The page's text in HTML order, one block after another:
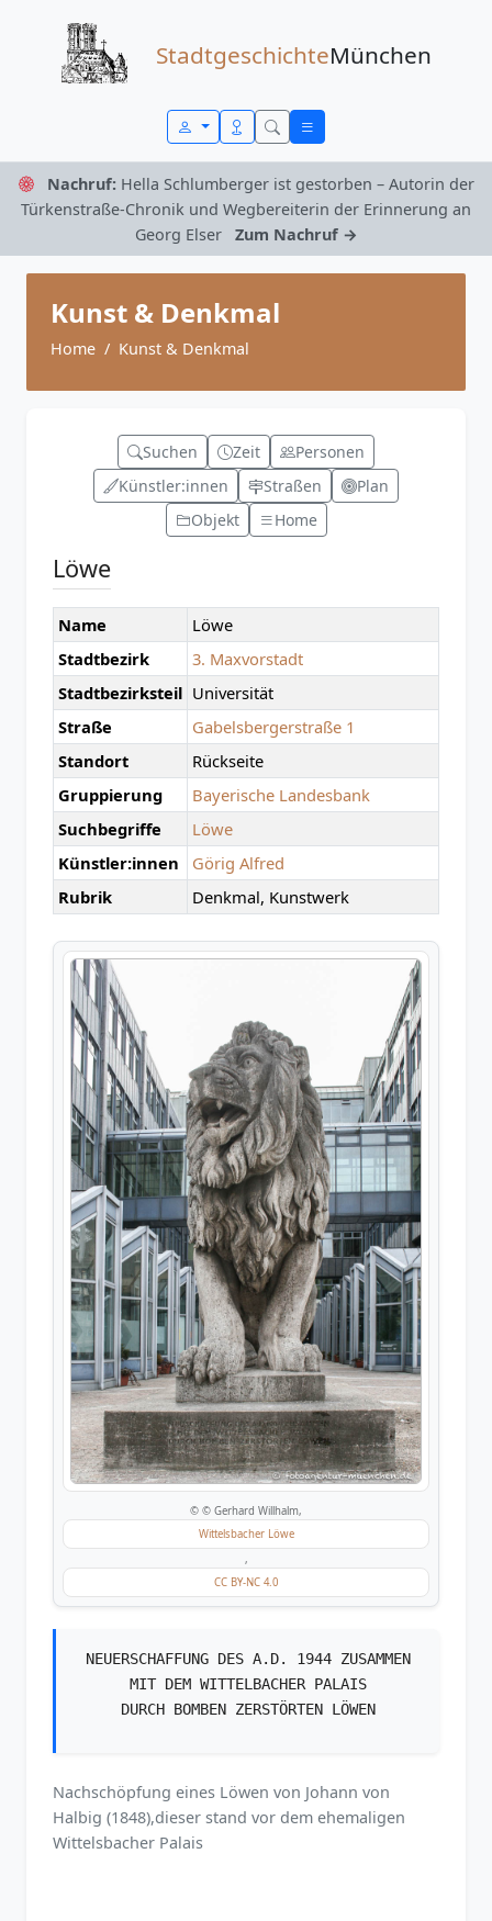
StadtgeschichteMünchen
Nachruf: Hella Schlumberger ist gestorben – Autorin der
Türkenstraße-Chronik und Wegbereiterin der Erinnerung an
Georg Elser
Zum Nachruf →
Kunst & Denkmal
Home Kunst & Denkmal
Suchen Zeit
Personen
Künstler:innen
Straßen
Plan
Objekt
Home
Löwe
Name
Löwe
Stadtbezirk
3. Maxvorstadt
Stadtbezirksteil Universität
Straße
Gabelsbergerstraße 1
Standort
Rückseite
Gruppierung
Bayerische Landesbank
Suchbegriffe
Löwe
Künstler:innen
Görig Alfred
Rubrik
Denkmal, Kunstwerk
© © Gerhard Willhalm,
Wittelsbacher Löwe
,
CC BY-NC 4.0
NEUERSCHAFFUNG DES A.D. 1944 ZUSAMMEN
MIT DEM WITTELBACHER PALAIS
DURCH BOMBEN ZERSTÖRTEN LÖWEN
Nachschöpfung eines Löwen von Johann von
Halbig (1848),dieser stand vor dem ehemaligen
Wittelsbacher Palais